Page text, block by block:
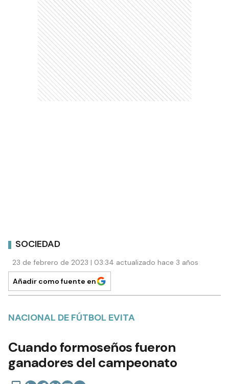
SOCIEDAD
23 de febrero de 2023 | 03:34 actualizado hace 3 años
Añadir como fuente en
NACIONAL DE FÚTBOL EVITA
Cuando formoseños fueron
ganadores del campeonato